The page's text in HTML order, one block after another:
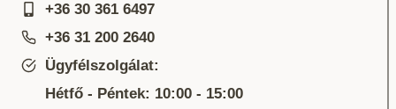
+36 30 361 6497
+36 31 200 2640
Ügyfélszolgálat:
Hétfő - Péntek: 10:00 - 15:00